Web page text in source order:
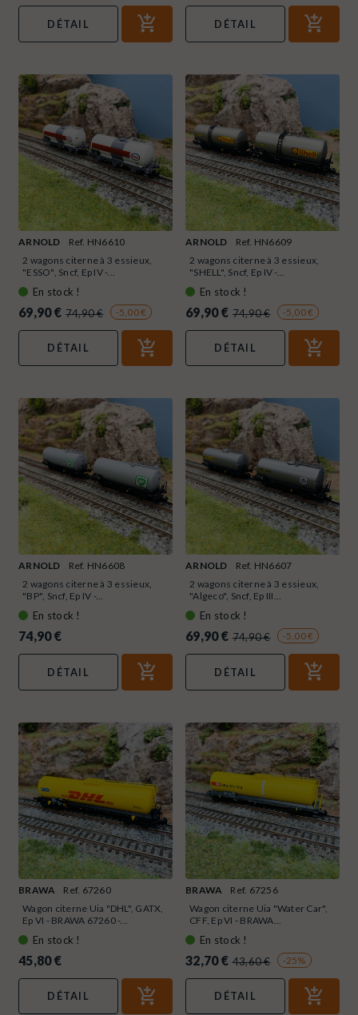
DÉTAIL DÉTAIL
ARNOLD
Ref. HN6610
2 wagons citerne à 3 essieux,
"ESSO", Sncf, Ep IV -...
En stock !
69,90 € 74,90 € -5,00 €
DÉTAIL
ARNOLD
Ref. HN6609
2 wagons citerne à 3 essieux,
"SHELL", Sncf, Ep IV -...
En stock !
69,90 € 74,90 € -5,00 €
DÉTAIL
ARNOLD
Ref. HN6608
2 wagons citerne à 3 essieux,
"BP", Sncf, Ep IV -...
En stock !
74,90 €
DÉTAIL
ARNOLD
Ref. HN6607
2 wagons citerne à 3 essieux,
"Algeco", Sncf, Ep III...
En stock !
69,90 € 74,90 € -5,00 €
DÉTAIL
BRAWA
Ref. 67260
Wagon citerne Uia "DHL", GATX,
Ep VI - BRAWA 67260 -...
En stock !
45,80 €
DÉTAIL
BRAWA
Ref. 67256
Wagon citerne Uia "Water Car",
CFF, Ep VI - BRAWA...
En stock !
32,70 € 43,60 € -25%
DÉTAIL